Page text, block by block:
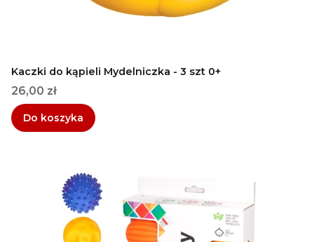
Kaczki do kąpieli Mydelniczka - 3 szt 0+
Cena
26,00 zł
Do koszyka